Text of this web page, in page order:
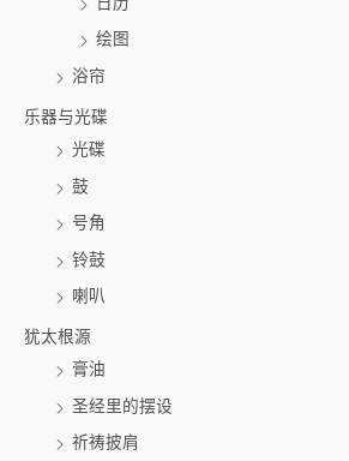
绘图
浴帘
乐器与光碟
光碟
鼓
号角
铃鼓
喇叭
犹太根源
膏油
圣经里的摆设
祈祷披肩